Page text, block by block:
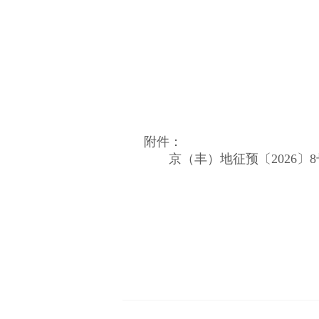
附件：
京（丰）地征预〔2026〕